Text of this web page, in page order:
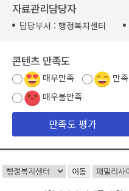
자료관리담당자
담당부서 : 행정복지센터
콘텐츠 만족도
매우만족 만족
매우불만족